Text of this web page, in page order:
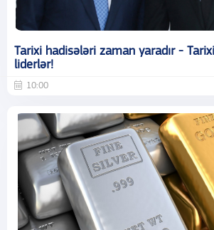
Tarixi hadisələri zaman yaradır -
liderlər!
10:00